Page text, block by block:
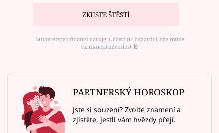
ZKUSTE ŠTĚSTÍ
Ministerstvo financí varuje: Účastí na hazardní hře může
vzniknout závislost ⑱
PARTNERSKÝ HOROSKOP
Jste si souzení? Zvolte znamení a
zjistěte, jestli vám hvězdy přejí.